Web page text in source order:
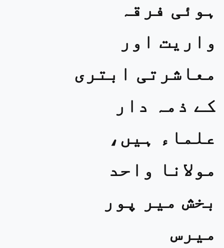
ہوئی فرقہ
واریت اور
معاشرتی ابتری
کے ذمہ دار
علماء ہیں،
مولانا واحد
بخش میر پور
میرس